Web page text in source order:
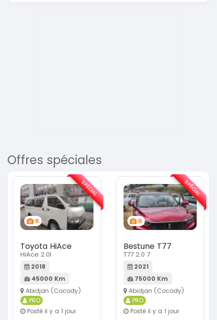
Offres spéciales
6
Toyota HiAce
HiAce 2.0l
2018
45000 Km
Abidjan (Cocody)
PRO
Posté il y a 1 jour
SPÉCIAL
6
Bestune T77
T77 2.0 7
2021
75000 Km
Abidjan (Cocody)
PRO
Posté il y a 1 jour
SPÉCIAL